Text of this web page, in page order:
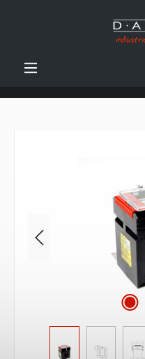
Zum Hauptinhalt springen